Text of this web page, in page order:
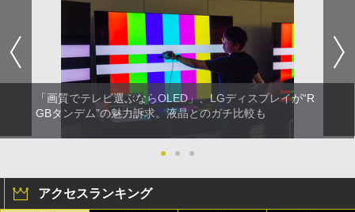
「画質でテレビ選ぶならOLED」、LGディスプレイが“R
GBタンデム”の魅力訴求。液晶とのガチ比較も
● ● ●
アクセスランキング